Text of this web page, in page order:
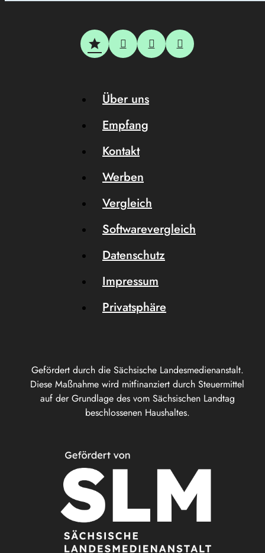
Gefördert durch die Sächsische Landesmedienanstalt.
Diese Maßnahme wird mitfinanziert durch Steuermittel
auf der Grundlage des vom Sächsischen Landtag
beschlossenen Haushaltes.
Über uns
Empfang
Kontakt
Werben
Vergleich
Softwarevergleich
Datenschutz
Impressum
Privatsphäre